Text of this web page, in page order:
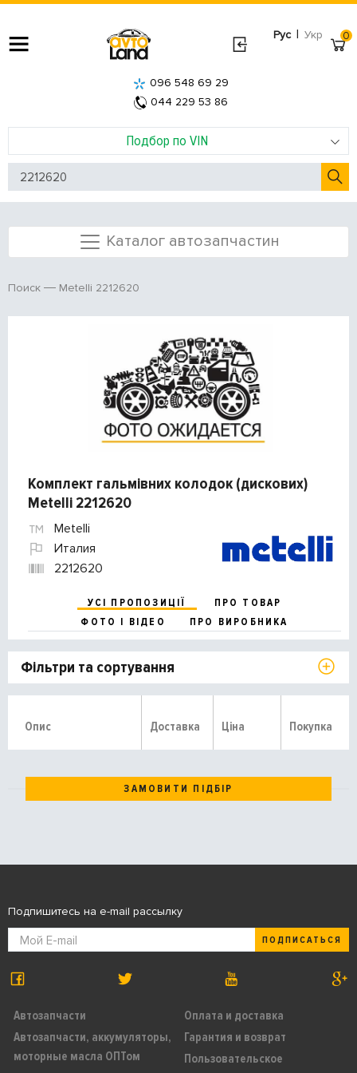
Рус | Укр
Подбор по VIN
096 548 69 29
044 229 53 86
0
Каталог автозапчастин
Поиск Metelli 2212620
Комплект гальмівних колодок (дискових)
Metelli 2212620
Metelli
Италия
2212620
УСІ ПРОПОЗИЦІЇ
ПРО ТОВАР
ФОТО І ВІДЕО
ПРО ВИРОБНИКА
Фільтри та сортування
Опис Доставка Ціна Покупка
ЗАМОВИТИ ПІДБІР
Автозапчасти
Автозапчасти, аккумуляторы,
моторные масла ОПТом
Оплата и доставка
Гарантия и возврат
Пользовательское
Подпишитесь на e-mail рассылку
ПОДПИСАТЬСЯ